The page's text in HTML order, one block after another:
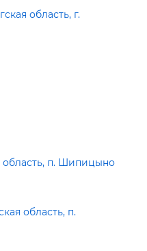
область, г.
п. Шипицыно
область, п.